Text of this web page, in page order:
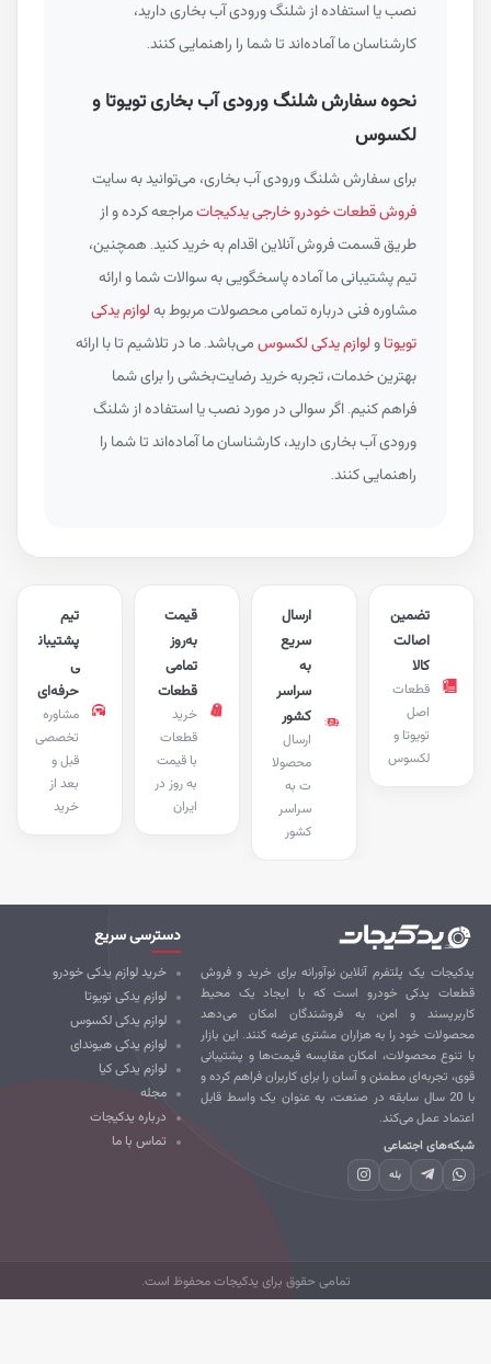
نصب یا استفاده از شلنگ ورودی آب بخاری دارید،
کارشناسان ما آماده‌اند تا شما را راهنمایی کنند.
نحوه سفارش شلنگ ورودی آب بخاری تویوتا و
لکسوس
برای سفارش شلنگ ورودی آب بخاری، می‌توانید به سایت
فروش قطعات خودرو خارجی یدکیجاتمراجعه کرده و از
طریق قسمت فروش آنلاین اقدام به خرید کنید. همچنین،
تیم پشتیبانی ما آماده پاسخگویی به سوالات شما و ارائه
مشاوره فنی درباره تمامی محصولات مربوط بهلوازم یدکی
تویوتاولوازم یدکی لکسوسمی‌باشد. ما در تلاشیم تا با ارائه
بهترین خدمات، تجربه خرید رضایت‌بخشی را برای شما
فراهم کنیم. اگر سوالی در مورد نصب یا استفاده از شلنگ
ورودی آب بخاری دارید، کارشناسان ما آماده‌اند تا شما را
راهنمایی کنند.
پشتیبان
حرفه‌ای
مشاوره
تخصصی
قبل و
بعد از
خرید
قیمت
به‌روز
تمامی
قطعات
خرید
قطعات
با قیمت
به روز در
ایران
ارسال
سریع
سراسر
کشور
ارسال
محصولا
ت به
سراسر
کشور
تضمین
اصالت
قطعات
تویوتا و
لکسوس
یک پلتفرم آنلاین نوآورانه برای خرید و فروش
یدکی خودرو است که با ایجاد یک محیط
و امن، به فروشندگان امکان می‌دهد
خود را به هزاران مشتری عرضه کنند. این بازار
تنوع محصولات، امکان مقایسه قیمت‌ها و پشتیبانی
تجربه‌ای مطمئن و آسان را برای کاربران فراهم کرده و
با 20 سال سابقه در صنعت، به عنوان یک واسط قابل
عمل می‌کند.
اجتماعی
بله
دسترسی سریع
خرید لوازم یدکی خودرو
لوازم یدکی تویوتا
لوازم یدکی لکسوس
لوازم یدکی هیوندای
لوازم یدکی کیا
مجله
درباره یدکیجات
تماس با ما
تمامی حقوق برای یدکیجات محفوظ است.